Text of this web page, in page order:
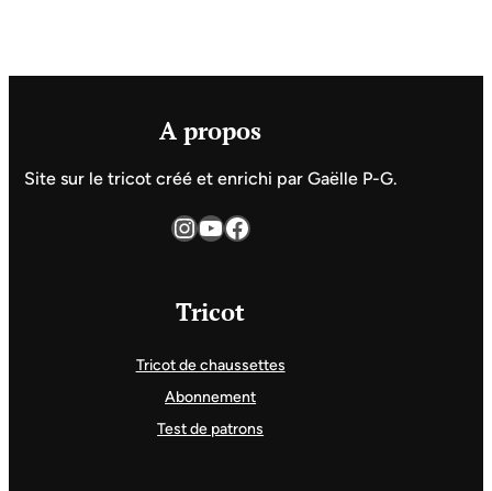
A propos
Site sur le tricot créé et enrichi par Gaëlle P-G.
InstagramYouTube Facebook
Tricot
Tricot de chaussettes
Abonnement
Test de patrons